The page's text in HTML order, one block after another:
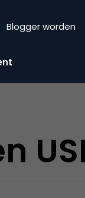
Blogger worden